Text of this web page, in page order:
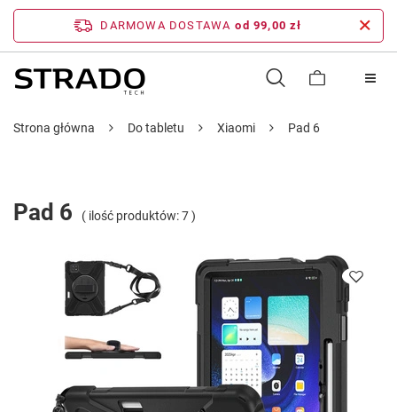
DARMOWA DOSTAWA od 99,00 zł
Strona główna Do tabletu Xiaomi Pad 6
Pad 6 ( ilość produktów:7)